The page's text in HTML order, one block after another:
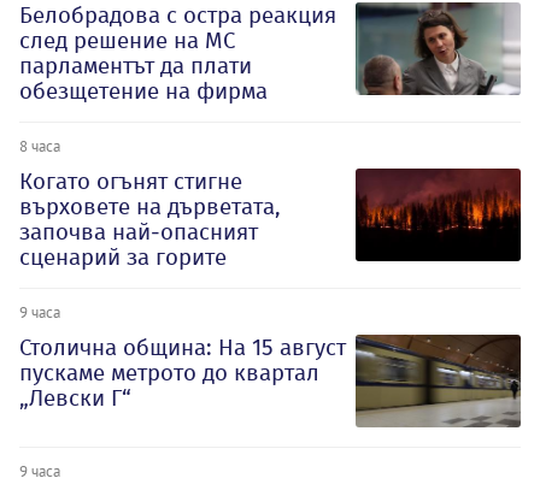
Белобрадова с остра реакция
след решение на МС
парламентът да плати
обезщетение на фирма
8 часа
Когато огънят стигне
върховете на дърветата,
започва най-опасният
сценарий за горите
9 часа
Столична община: На 15 август
пускаме метрото до квартал
„Левски Г“
9 часа